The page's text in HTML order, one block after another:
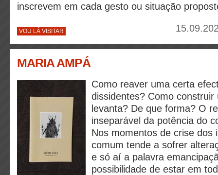
inscrevem em cada gesto ou situação
VOU LÁ VISITAR
MARIA AMPÁ
Como reaver uma certa
dissidentes? Como
levanta? De que forma? O
inseparável da potência do
Nos momentos de crise dos
comum tende a sofrer
e só aí a palavra
possibilidade de estar em